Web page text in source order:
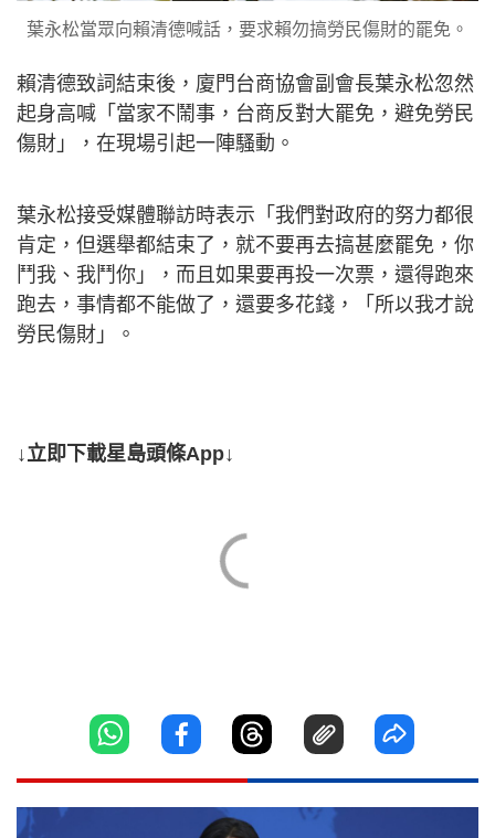
葉永松當眾向賴清德喊話，要求賴勿搞勞民傷財的罷免。
賴清德致詞結束後，廈門台商協會副會長葉永松忽然
起身高喊「當家不鬧事，台商反對大罷免，避免勞民
傷財」，在現場引起一陣騷動。
葉永松接受媒體聯訪時表示「我們對政府的努力都很
肯定，但選舉都結束了，就不要再去搞甚麼罷免，你
鬥我、我鬥你」，而且如果要再投一次票，還得跑來
跑去，事情都不能做了，還要多花錢，「所以我才說
勞民傷財」。
↓立即下載星島頭條App↓